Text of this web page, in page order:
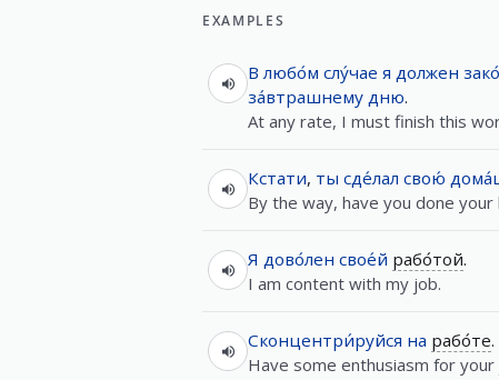
EXAMPLES
В любо́м слу́чае я должен
за́втрашнему дню.
At any rate, I must finish this
Кстати, ты сде́лал свою́
By the way, have you done your
Я дово́лен свое́й рабо́той.
I am content with my job.
Сконцентри́руйся на рабо́те.
Have some enthusiasm for your